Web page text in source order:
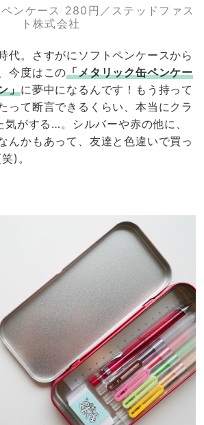
ンケース 280円／ステッドファス
ト株式会社
代。さすがにソフトペンケースから
今度はこの「メタリック缶ペンケー
」に夢中になるんです！もう持って
って断言できるくらい、本当にクラ
がする…。シルバーや赤の他に、
んかもあって、友達と色違いで買っ
)。